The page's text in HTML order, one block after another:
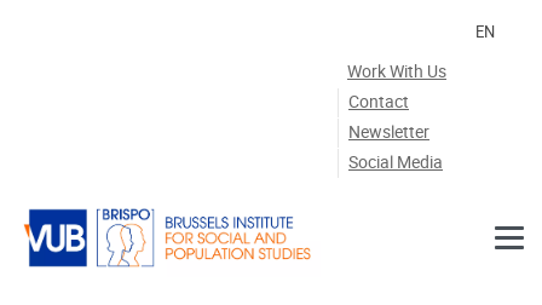
Work With Us
Contact
Newsletter
Social Media
EN